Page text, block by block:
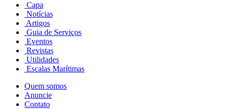
Capa
Notícias
Artigos
Guia de Serviços
Eventos
Revistas
Utilidades
Escalas Marítimas
Quem somos
Anuncie
Contato